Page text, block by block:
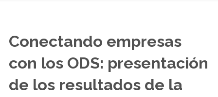
Conectando empresas
con los ODS: presentación
de los resultados de la